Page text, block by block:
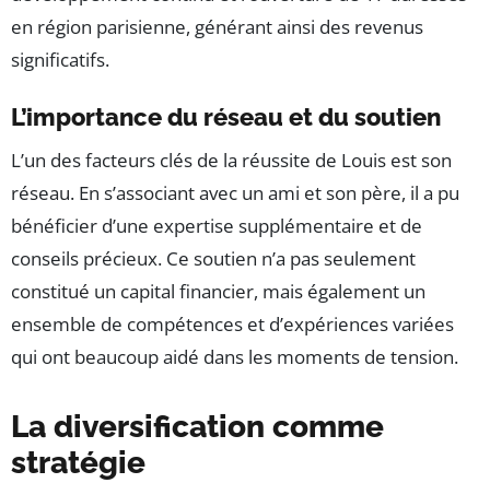
en région parisienne, générant ainsi des revenus
significatifs.
L’importance du réseau et du soutien
L’un des facteurs clés de la réussite de Louis est son
réseau. En s’associant avec un ami et son père, il a pu
bénéficier d’une expertise supplémentaire et de
conseils précieux. Ce soutien n’a pas seulement
constitué un capital financier, mais également un
ensemble de compétences et d’expériences variées
qui ont beaucoup aidé dans les moments de tension.
La diversification comme
stratégie